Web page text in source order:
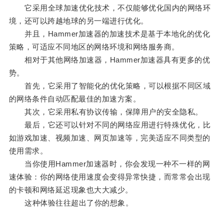
它采用全球加速优化技术，不仅能够优化国内的网络环
境，还可以跨越地球的另一端进行优化。
并且，Hammer加速器的加速技术是基于本地化的优化
策略，可适应不同地区的网络环境和网络服务商。
相对于其他网络加速器，Hammer加速器具有更多的优
势。
首先，它采用了智能化的优化策略，可以根据不同区域
的网络条件自动匹配最佳的加速方案。
其次，它采用私有协议传输，保障用户的安全隐私。
最后，它还可以针对不同的网络应用进行特殊优化，比
如游戏加速、视频加速、网页加速等，完美适应不同类型的
使用需求。
当你使用Hammer加速器时，你会发现一种不一样的网
速体验：你的网络使用速度会变得异常快捷，而常常会出现
的卡顿和网络延迟现象也大大减少。
这种体验往往超出了你的想象。